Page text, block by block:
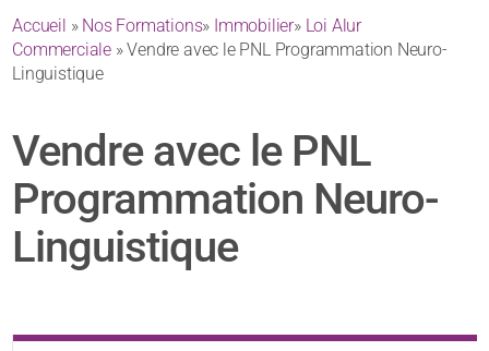
Accueil » Nos Formations» Immobilier» Loi Alur
Commerciale » Vendre avec le PNL Programmation Neuro-
Linguistique
Vendre avec le PNL
Programmation Neuro-
Linguistique